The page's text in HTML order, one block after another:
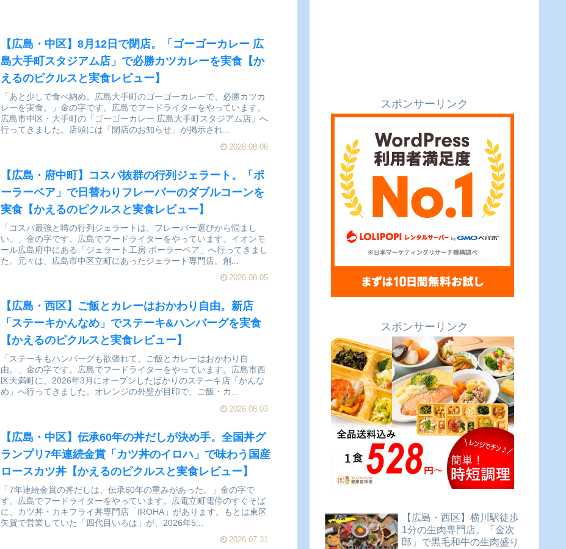
【広島・中区】8月12日で閉店。「ゴーゴーカレー 広
島大手町スタジアム店」で必勝カツカレーを実食【か
えるのピクルスと実食レビュー】
「あと少しで食べ納め。広島大手町のゴーゴーカレーで、必勝カツカ
レーを実食。」金の字です。広島でフードライターをやっています。
広島市中区・大手町の「ゴーゴーカレー 広島大手町スタジアム店」へ
行ってきました。店頭には「閉店のお知らせ」が掲示され...
2026.08.06
【広島・府中町】コスパ抜群の行列ジェラート。「ポ
ーラーベア」で日替わりフレーバーのダブルコーンを
実食【かえるのピクルスと実食レビュー】
「コスパ最強と噂の行列ジェラートは、フレーバー選びから悩まし
い。」金の字です。広島でフードライターをやっています。イオンモ
ール広島府中にある「ジェラート工房 ポーラーベア」へ行ってきまし
た。元々は、広島市中区立町にあったジェラート専門店。創...
2026.08.05
【広島・西区】ご飯とカレーはおかわり自由。新店
「ステーキかんなめ」でステーキ&ハンバーグを実食
【かえるのピクルスと実食レビュー】
「ステーキもハンバーグも欲張れて、ご飯とカレーはおかわり自
由。」金の字です。広島でフードライターをやっています。広島市西
区天満町に、2026年3月にオープンしたばかりのステーキ店「かんな
め」へ行ってきました。オレンジの外壁が目印で、ご飯・カ...
2026.08.03
【広島・中区】伝承60年の丼だしが決め手。全国丼グ
ランプリ7年連続金賞「カツ丼のイロハ」で味わう国産
ロースカツ丼【かえるのピクルスと実食レビュー】
「7年連続金賞の丼だしは、伝承60年の重みがあった。」金の字で
す。広島でフードライターをやっています。広電立町電停のすぐそば
に、カツ丼・カキフライ丼専門店「IROHA」があります。もとは東区
矢賀で営業していた「四代目いろは」が、2026年5...
2026.07.31
スポンサーリンク
スポンサーリンク
【広島・西区】横川駅徒歩
1分の生肉専門店。「金次
郎」で黒毛和牛の生肉盛り